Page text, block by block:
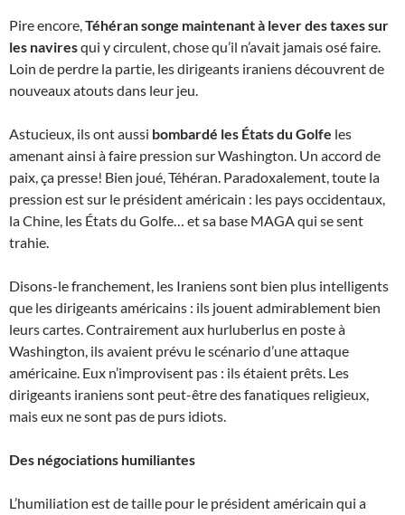
Pire encore,Téhéran songe maintenant à lever des taxes sur
les naviresqui y circulent, chose qu’il n’avait jamais osé faire.
Loin de perdre la partie, les dirigeants iraniens découvrent de
nouveaux atouts dans leur jeu.
Astucieux, ils ont aussi bombardé les États du Golfe les
amenant ainsi à faire pression sur Washington. Un accord de
paix, ça presse! Bien joué, Téhéran. Paradoxalement, toute la
pression est sur le président américain : les pays occidentaux,
la Chine, les États du Golfe… et sa base MAGA qui se sent
trahie.
Disons-le franchement, les Iraniens sont bien plus intelligents
que les dirigeants américains : ils jouent admirablement bien
leurs cartes. Contrairement aux hurluberlus en poste à
Washington, ils avaient prévu le scénario d’une attaque
américaine. Eux n’improvisent pas : ils étaient prêts. Les
dirigeants iraniens sont peut-être des fanatiques religieux,
mais eux ne sont pas de purs idiots.
Des négociations humiliantes
L’humiliation est de taille pour le président américain qui a